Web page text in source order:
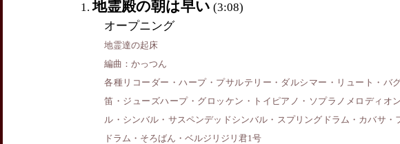
地霊殿の朝は早い (3:08)
オープニング
地霊達の起床
編曲：かっつん
各種リコーダー・ハープ・プサルテリー・ダルシマー・リュート・バ
笛・ジューズハープ・グロッケン・トイピアノ・ソプラノメロディオ
ル・シンバル・サスペンデッドシンバル・スプリングドラム・カバサ・
ドラム・そろばん・ベルジリジリ君1号